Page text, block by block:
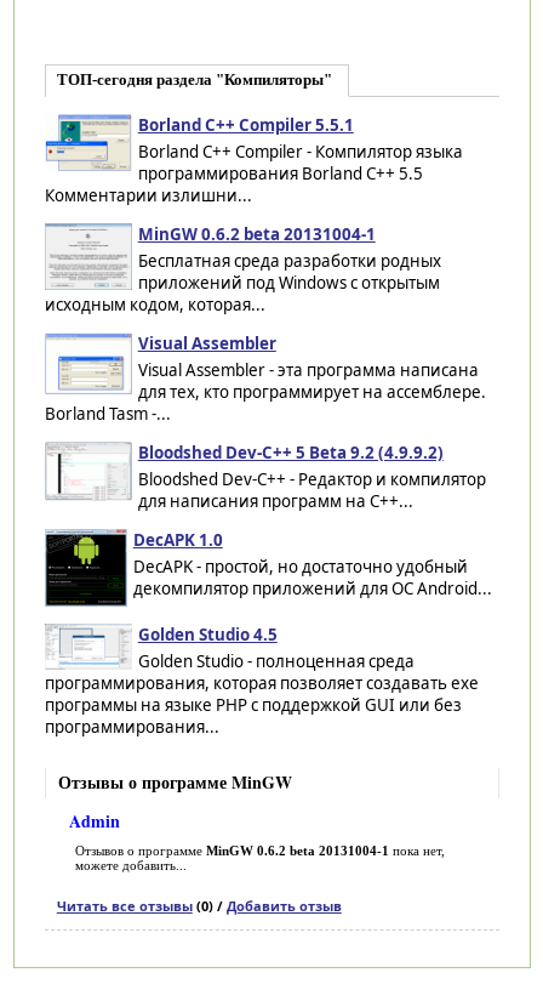
ТОП-сегодня раздела "Компиляторы"
Borland C++ Compiler 5.5.1
Borland C++ Compiler - Компилятор языка
программирования Borland C++ 5.5
Комментарии излишни...
MinGW 0.6.2 beta 20131004-1
Бесплатная среда разработки родных
приложений под Windows с открытым
исходным кодом, которая...
Visual Assembler
Visual Assembler - эта программа написана
для тех, кто программирует на ассемблере.
Borland Tasm -...
Bloodshed Dev-C++ 5 Beta 9.2 (4.9.9.2)
Bloodshed Dev-C++ - Редактор и компилятор
для написания программ на C++...
DecAPK 1.0
DecAPK - простой, но достаточно удобный
декомпилятор приложений для ОС Android...
Golden Studio 4.5
Golden Studio - полноценная среда
программирования, которая позволяет создавать exe
программы на языке PHP с поддержкой GUI или без
программирования...
Отзывы о программе MinGW
Admin
Отзывов о программе MinGW 0.6.2 beta 20131004-1 пока нет,
можете добавить...
Читать все отзывы(0) / Добавить отзыв